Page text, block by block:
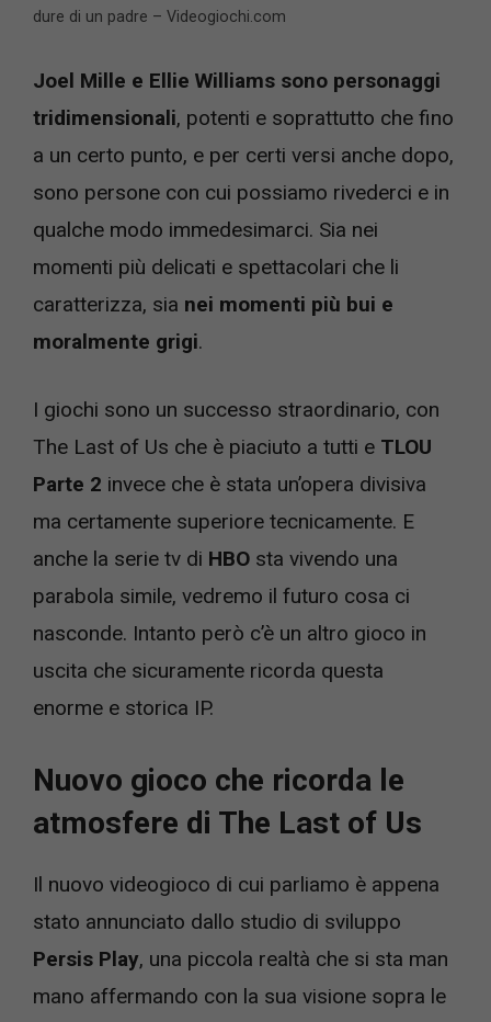
dure di un padre – Videogiochi.com
Joel Mille e Ellie Williams sono personaggi
tridimensionali, potenti e soprattutto che fino
a un certo punto, e per certi versi anche dopo,
sono persone con cui possiamo rivederci e in
qualche modo immedesimarci. Sia nei
momenti più delicati e spettacolari che li
caratterizza, sia nei momenti più bui e
moralmente grigi.
I giochi sono un successo straordinario, con
The Last of Us che è piaciuto a tutti e TLOU
Parte 2 invece che è stata un’opera divisiva
ma certamente superiore tecnicamente. E
anche la serie tv di HBO sta vivendo una
parabola simile, vedremo il futuro cosa ci
nasconde. Intanto però c’è un altro gioco in
uscita che sicuramente ricorda questa
enorme e storica IP.
Nuovo gioco che ricorda le
atmosfere di The Last of Us
Il nuovo videogioco di cui parliamo è appena
stato annunciato dallo studio di sviluppo
Persis Play, una piccola realtà che si sta man
mano affermando con la sua visione sopra le